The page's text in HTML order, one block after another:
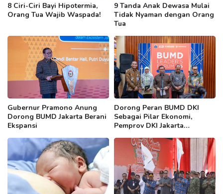
8 Ciri-Ciri Bayi Hipotermia,
Orang Tua Wajib Waspada!
9 Tanda Anak Dewasa Mulai
Tidak Nyaman dengan Orang
Tua
Gubernur Pramono Anung
Dorong BUMD Jakarta Berani
Ekspansi
Dorong Peran BUMD DKI
Sebagai Pilar Ekonomi,
Pemprov DKI Jakarta
Leaders Forum